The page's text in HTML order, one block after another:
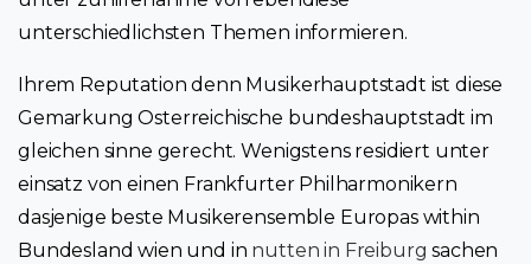
unterschiedlichsten Themen informieren.
Ihrem Reputation denn Musikerhauptstadt ist diese
Gemarkung Osterreichische bundeshauptstadt im
gleichen sinne gerecht. Wenigstens residiert unter
einsatz von einen Frankfurter Philharmonikern
dasjenige beste Musikerensemble Europas within
Bundesland wien und in nutten in Freiburg sachen